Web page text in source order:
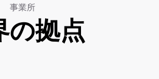
事業所
の拠点